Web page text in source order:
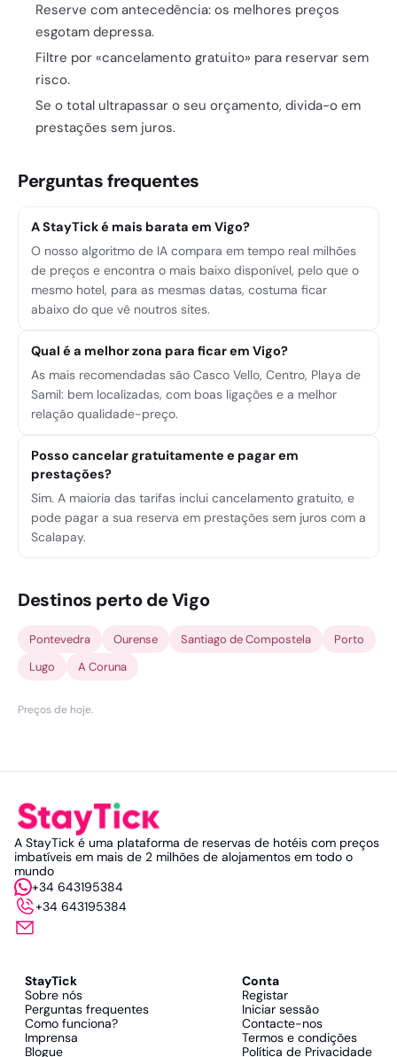
Reserve com antecedência: os melhores preços
esgotam depressa.
Filtre por «cancelamento gratuito» para reservar sem
risco.
Se o total ultrapassar o seu orçamento, divida-o em
prestações sem juros.
Perguntas frequentes
A StayTick é mais barata em Vigo?
O nosso algoritmo de IA compara em tempo real milhões
de preços e encontra o mais baixo disponível, pelo que o
mesmo hotel, para as mesmas datas, costuma ficar
abaixo do que vê noutros sites.
Qual é a melhor zona para ficar em Vigo?
As mais recomendadas são Casco Vello, Centro, Playa de
Samil: bem localizadas, com boas ligações e a melhor
relação qualidade-preço.
Posso cancelar gratuitamente e pagar em
prestações?
Sim. A maioria das tarifas inclui cancelamento gratuito, e
pode pagar a sua reserva em prestações sem juros com a
Scalapay.
Destinos perto de Vigo
Pontevedra Ourense Santiago de Compostela
Porto
Lugo
A Coruna
Preços de hoje.
A StayTick é uma plataforma de reservas de hotéis com preços
imbatíveis em mais de 2 milhões de alojamentos em todo o
mundo
+34 643195384
+34 643195384
StayTick
Sobre nós
Perguntas frequentes
Como funciona?
Imprensa
Blogue
Conta
Registar
Iniciar sessão
Contacte-nos
Termos e condições
Política de Privacidade